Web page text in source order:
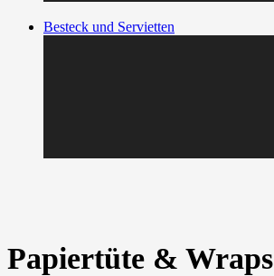
Besteck und Servietten
Papiertüte & Wraps